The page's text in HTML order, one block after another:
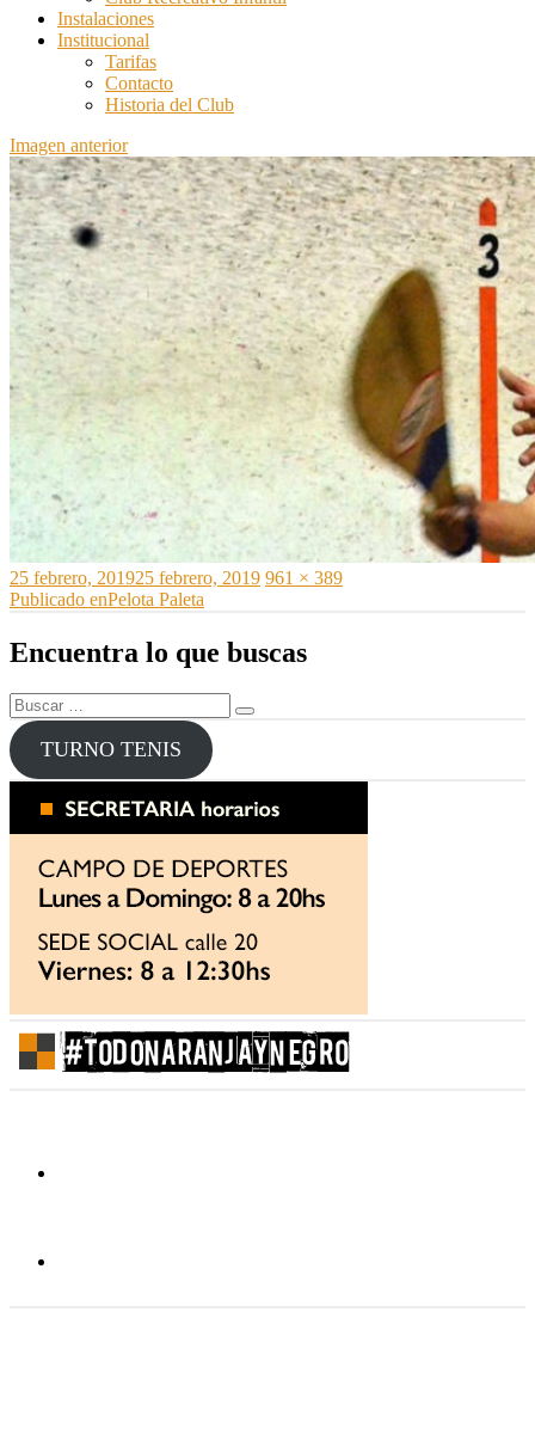
Instalaciones
Institucional
Tarifas
Contacto
Historia del Club
Imagen anterior
Publicado
el
25 febrero, 201925 febrero, 2019 Tamaño
961 × 389
Navegación
de
entradas
Publicado enPelota Paleta
Encuentra lo que buscas
Buscar
por:
Buscar
TURNO TENIS